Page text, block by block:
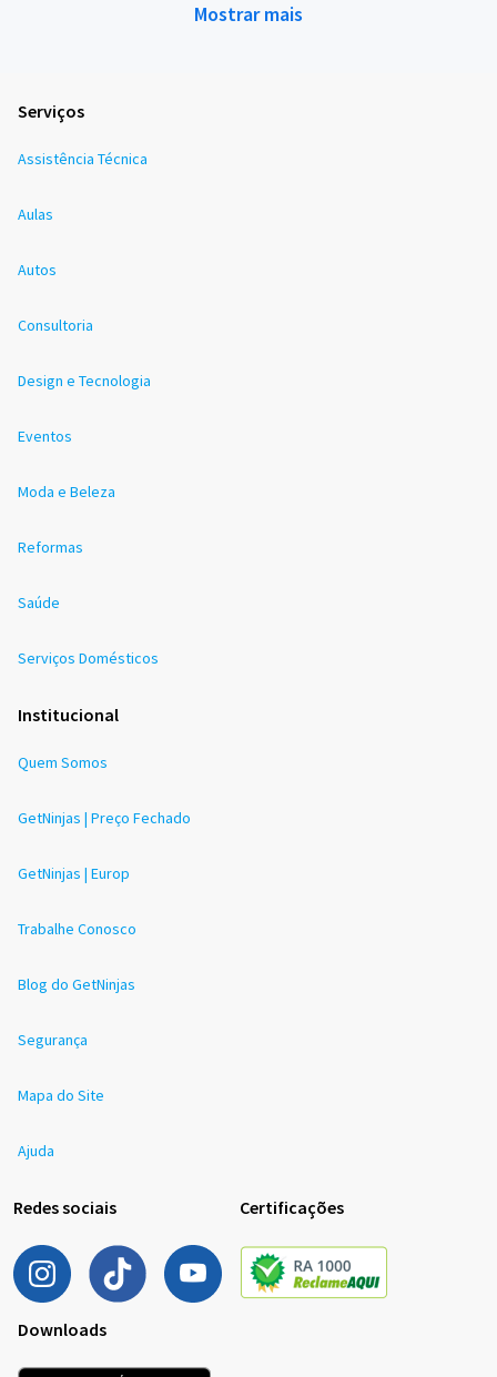
Mostrar mais
Serviços
Assistência Técnica
Aulas
Autos
Consultoria
Design e Tecnologia
Eventos
Moda e Beleza
Reformas
Saúde
Serviços Domésticos
Institucional
Quem Somos
GetNinjas | Preço Fechado
GetNinjas | Europ
Trabalhe Conosco
Blog do GetNinjas
Segurança
Mapa do Site
Ajuda
Redes sociais Certificações
Downloads